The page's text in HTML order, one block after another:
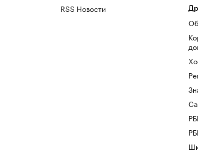
RSS Новости